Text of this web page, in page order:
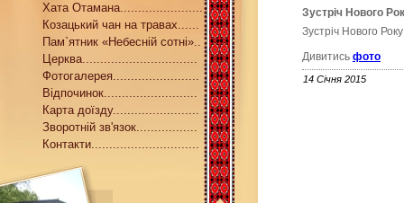
Хата Отамана.......................
Козацький чан на травах......
Пам`ятник «Небесній сотні»..
Церква................................
Фотогалерея........................
Відпочинок..........................
Карта доїзду........................
Зворотній зв'язок.................
Контакти..............................
Зустріч Нового
Зустріч Нового
Дивитись фото
14 Січня 2015